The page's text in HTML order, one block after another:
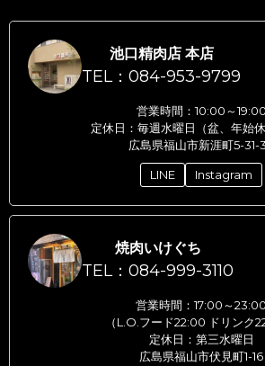
池口精肉店 本店
TEL：084-953-9799
営業時間：10:00～19:00
定休日：毎週水曜日（盆、年始休
広島県福山市新涯町5-31-
LINE Instagram
焼肉いけぐち
TEL：084-999-3110
営業時間：17:00～23:00
（L.O.フード22:00 ドリンク
定休日：第三水曜日
広島県福山市伏見町1-16